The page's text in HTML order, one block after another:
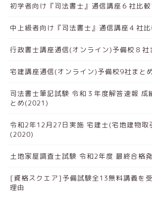
初学者向け『司法書士』通信講座６社比
中上級者向け『司法書士』通信講座４社
行政書士講座通信(オンライン)予備校８社
宅建講座通信(オンライン)予備校9社まと
司法書士筆記試験 令和３年度解答速報 成
とめ(2021)
令和2年12月27日実施 宅建士(宅地建物取
(2020)
土地家屋調査士試験 令和2年度 最終合格
[資格スクエア]予備試験全13無料講義を
理由